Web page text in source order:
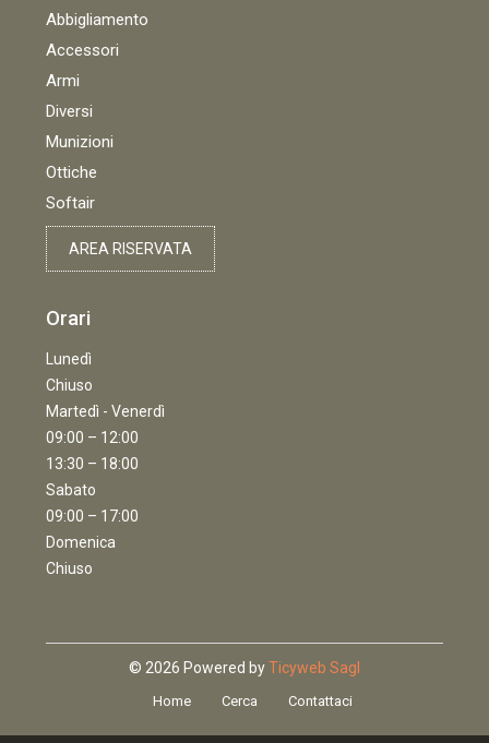
Abbigliamento
Accessori
Armi
Diversi
Munizioni
Ottiche
Softair
AREA RISERVATA
Orari
Lunedì
Chiuso
Martedì - Venerdì
09:00 – 12:00
13:30 – 18:00
Sabato
09:00 – 17:00
Domenica
Chiuso
© 2026 Powered byTicyweb Sagl
Home Cerca Contattaci